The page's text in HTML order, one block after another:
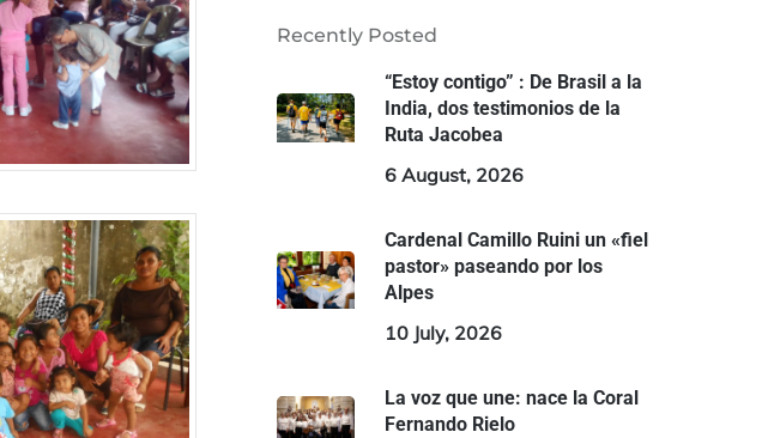
Recently Posted
“Estoy contigo” : De Brasil a la
India, dos testimonios de la
Ruta Jacobea
6 August, 2026
Cardenal Camillo Ruini un «fiel
pastor» paseando por los
Alpes
10 July, 2026
La voz que une: nace la Coral
Fernando Rielo